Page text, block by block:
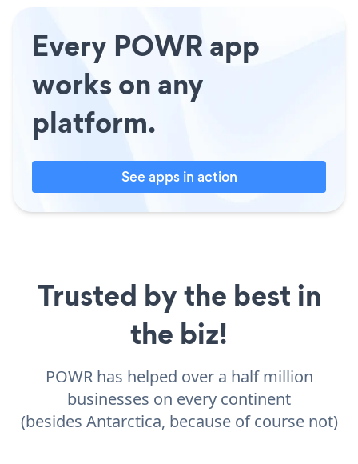
Every POWR app
works on any
platform.
See apps in action
Trusted by the best in
the biz!
POWR has helped over a half million
businesses on every continent
(besides Antarctica, because of course not)